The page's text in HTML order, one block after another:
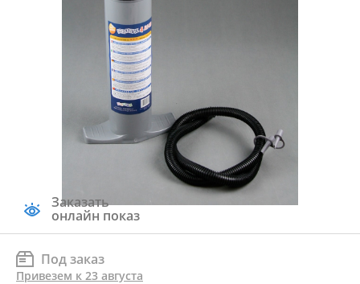
Заказать
онлайн показ
Под заказ
Привезем к 23 августа